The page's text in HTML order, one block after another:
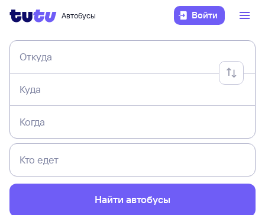
Автобусы Войти
Откуда
Куда
Когда
Кто едет
Найти автобусы